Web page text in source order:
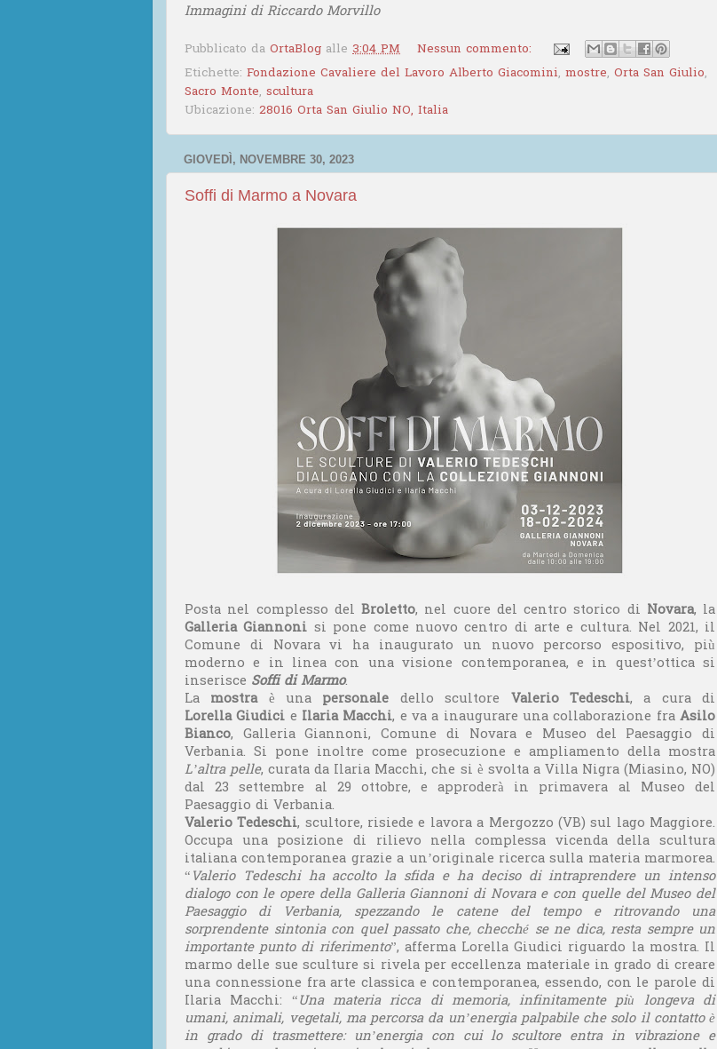
Immagini diRiccardo Morvillo
Pubblicato da OrtaBlog alle 3:04 PM
Nessun commento:
Etichette: Fondazione Cavaliere del Lavoro Alberto Giacomini, mostre, Orta San Giulio,
Sacro Monte, scultura
Ubicazione: 28016 Orta San Giulio NO, Italia
GIOVEDÌ, NOVEMBRE 30, 2023
Soffi di Marmo a Novara
Posta nel complesso del Broletto, nel cuore del centro storico di Novara, la
Galleria Giannoni si pone come nuovo centro di arte e cultura. Nel 2021, il
Comune di Novara vi ha inaugurato un nuovo percorso espositivo, più
moderno e in linea con una visione contemporanea, e in quest’ottica si
inserisce Soffi diMarmo.
La mostra è una personale dello scultore Valerio Tedeschi, a cura di
LorellaGiudici e Ilaria Macchi, e va a inaugurare una collaborazione fraAsilo
Bianco, Galleria Giannoni, Comune di Novara e Museo del Paesaggio di
Verbania. Si pone inoltre come prosecuzione e ampliamento della mostra
L’altra pelle, curata da Ilaria Macchi, che si è svolta a Villa Nigra (Miasino, NO)
dal 23 settembre al 29 ottobre, e approderà in primavera al Museo del
Paesaggio di Verbania.
Valerio Tedeschi, scultore, risiede e lavora a Mergozzo (VB) sul lago Maggiore.
Occupa una posizione di rilievo nella complessa vicenda della scultura
italiana contemporanea grazie a un’originale ricerca sulla materia marmorea.
“Valerio Tedeschi ha accolto la sfida e ha deciso di intraprendere un intenso
dialogo con le opere della Galleria Giannoni di Novara e con quelle del Museo del
Paesaggio di Verbania, spezzando le catene del tempo e ritrovando una
sorprendente sintonia con quel passato che, checché se ne dica, resta sempre un
importante punto di riferimento”, afferma Lorella Giudici riguardo la mostra. Il
marmo delle sue sculture si rivela per eccellenza materiale in grado di creare
una connessione fra arte classica e contemporanea, essendo, con le parole di
Ilaria Macchi: “Una materia ricca di memoria, infinitamente più longeva di
umani, animali, vegetali, ma percorsa da un’energia palpabile che solo il contatto è
in grado di trasmettere: un’energia con cui lo scultore entra in vibrazione e